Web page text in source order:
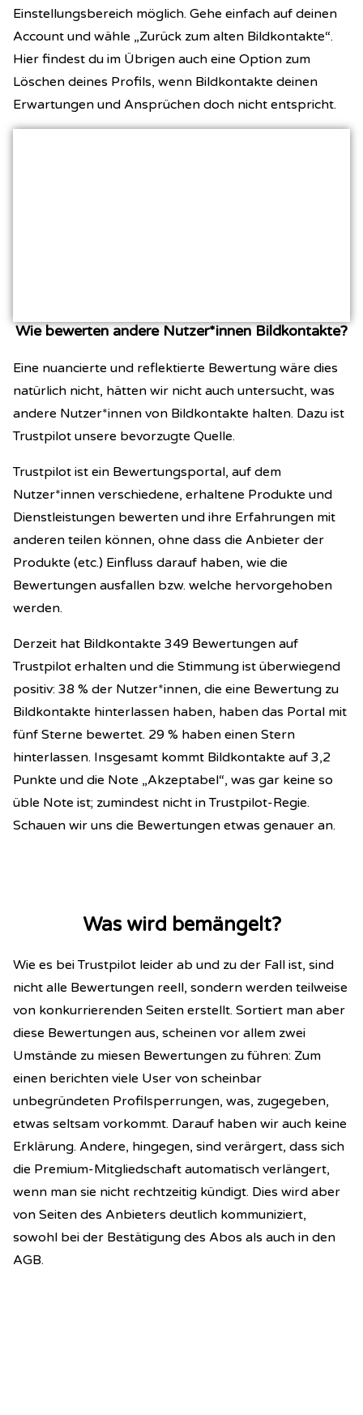
Einstellungsbereich möglich. Gehe einfach auf deinen
Account und wähle „Zurück zum alten Bildkontakte“.
Hier findest du im Übrigen auch eine Option zum
Löschen deines Profils, wenn Bildkontakte deinen
Erwartungen und Ansprüchen doch nicht entspricht.
Wie bewerten andere Nutzer*innen Bildkontakte?
Eine nuancierte und reflektierte Bewertung wäre dies
natürlich nicht, hätten wir nicht auch untersucht, was
andere Nutzer*innen von Bildkontakte halten. Dazu ist
Trustpilot unsere bevorzugte Quelle.
Trustpilot ist ein Bewertungsportal, auf dem
Nutzer*innen verschiedene, erhaltene Produkte und
Dienstleistungen bewerten und ihre Erfahrungen mit
anderen teilen können, ohne dass die Anbieter der
Produkte (etc.) Einfluss darauf haben, wie die
Bewertungen ausfallen bzw. welche hervorgehoben
werden.
Derzeit hat Bildkontakte 349 Bewertungen auf
Trustpilot erhalten und die Stimmung ist überwiegend
positiv: 38 % der Nutzer*innen, die eine Bewertung zu
Bildkontakte hinterlassen haben, haben das Portal mit
fünf Sterne bewertet. 29 % haben einen Stern
hinterlassen. Insgesamt kommt Bildkontakte auf 3,2
Punkte und die Note „Akzeptabel“, was gar keine so
üble Note ist; zumindest nicht in Trustpilot-Regie.
Schauen wir uns die Bewertungen etwas genauer an.
Was wird bemängelt?
Wie es bei Trustpilot leider ab und zu der Fall ist, sind
nicht alle Bewertungen reell, sondern werden teilweise
von konkurrierenden Seiten erstellt. Sortiert man aber
diese Bewertungen aus, scheinen vor allem zwei
Umstände zu miesen Bewertungen zu führen: Zum
einen berichten viele User von scheinbar
unbegründeten Profilsperrungen, was, zugegeben,
etwas seltsam vorkommt. Darauf haben wir auch keine
Erklärung. Andere, hingegen, sind verärgert, dass sich
die Premium-Mitgliedschaft automatisch verlängert,
wenn man sie nicht rechtzeitig kündigt. Dies wird aber
von Seiten des Anbieters deutlich kommuniziert,
sowohl bei der Bestätigung des Abos als auch in den
AGB.